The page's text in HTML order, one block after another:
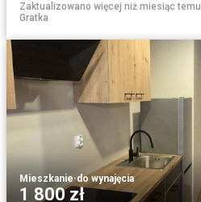
Zaktualizowano więcej niż miesiąc temu
Gratka
Mieszkanie·do wynajęcia
1 800 zł